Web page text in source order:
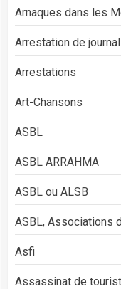
Arnaques dans les
Arrestation de
Arrestations
Art-Chansons
ASBL
ASBL ARRAHMA
ASBL ou ALSB
ASBL, Associations
Asfi
Assassinat de